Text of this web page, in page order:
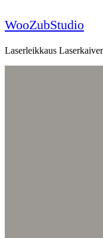
to
content
WooZubStudio
Laserleikkaus